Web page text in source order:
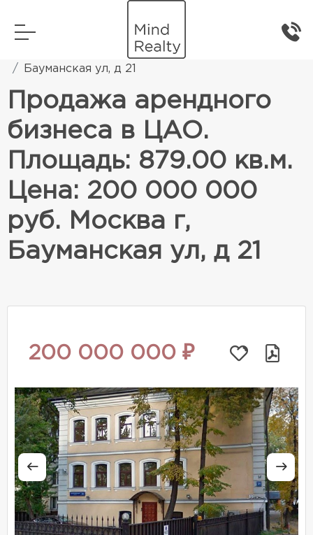
Коммерческая недвижимость
Бауманская ул, д 21
Продажа арендного
бизнеса в ЦАО.
Площадь: 879.00 кв.м.
Цена: 200 000 000
руб. Москва г,
Бауманская ул, д 21
200 000 000 ₽